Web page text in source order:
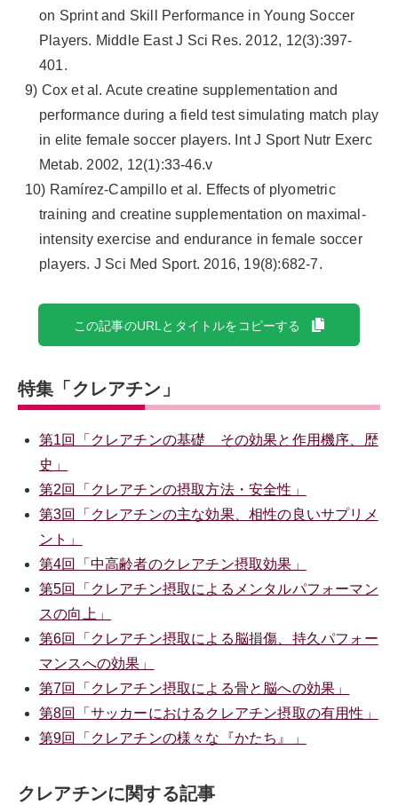
on Sprint and Skill Performance in Young Soccer
Players. Middle East J Sci Res. 2012, 12(3):397-
401.
9) Cox et al. Acute creatine supplementation and
performance during a field test simulating match play
in elite female soccer players. Int J Sport Nutr Exerc
Metab. 2002, 12(1):33-46.v
10) Ramírez-Campillo et al. Effects of plyometric
training and creatine supplementation on maximal-
intensity exercise and endurance in female soccer
players. J Sci Med Sport. 2016, 19(8):682-7.
この記事のURLとタイトルをコピーする
特集「クレアチン」
第1回「クレアチンの基礎 その効果と作用機序、歴
史」
第2回「クレアチンの摂取方法・安全性」
第3回「クレアチンの主な効果、相性の良いサプリメ
ント」
第4回「中高齢者のクレアチン摂取効果」
第5回「クレアチン摂取によるメンタルパフォーマン
スの向上」
第6回「クレアチン摂取による脳損傷、持久パフォー
マンスへの効果」
第7回「クレアチン摂取による骨と脳への効果」
第8回「サッカーにおけるクレアチン摂取の有用性」
第9回「クレアチンの様々な『かたち』」
クレアチンに関する記事